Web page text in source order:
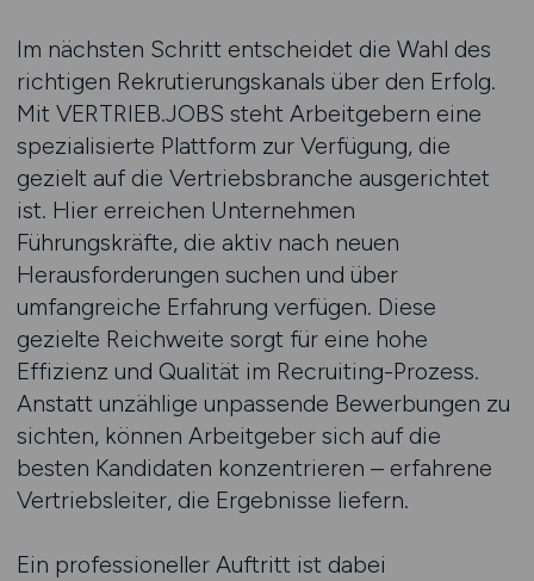
Im nächsten Schritt entscheidet die Wahl des
richtigen Rekrutierungskanals über den Erfolg.
Mit VERTRIEB.JOBS steht Arbeitgebern eine
spezialisierte Plattform zur Verfügung, die
gezielt auf die Vertriebsbranche ausgerichtet
ist. Hier erreichen Unternehmen
Führungskräfte, die aktiv nach neuen
Herausforderungen suchen und über
umfangreiche Erfahrung verfügen. Diese
gezielte Reichweite sorgt für eine hohe
Effizienz und Qualität im Recruiting-Prozess.
Anstatt unzählige unpassende Bewerbungen zu
sichten, können Arbeitgeber sich auf die
besten Kandidaten konzentrieren – erfahrene
Vertriebsleiter, die Ergebnisse liefern.
Ein professioneller Auftritt ist dabei